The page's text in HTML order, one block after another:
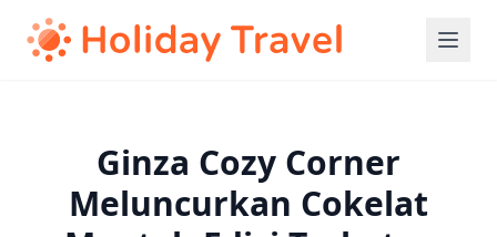
Ginza Cozy Corner
Meluncurkan Cokelat